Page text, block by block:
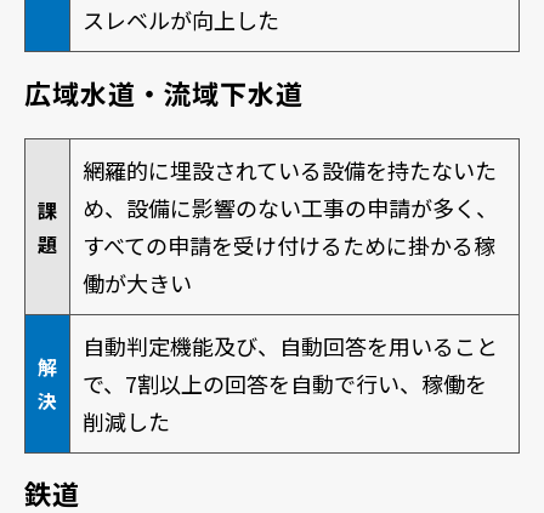
スレベルが向上した
広域水道・流域下水道
課
題
網羅的に埋設されている設備を持たないた
め、設備に影響のない工事の申請が多く、
すべての申請を受け付けるために掛かる稼
働が大きい
解
決
自動判定機能及び、自動回答を用いること
で、7割以上の回答を自動で行い、稼働を
削減した
鉄道